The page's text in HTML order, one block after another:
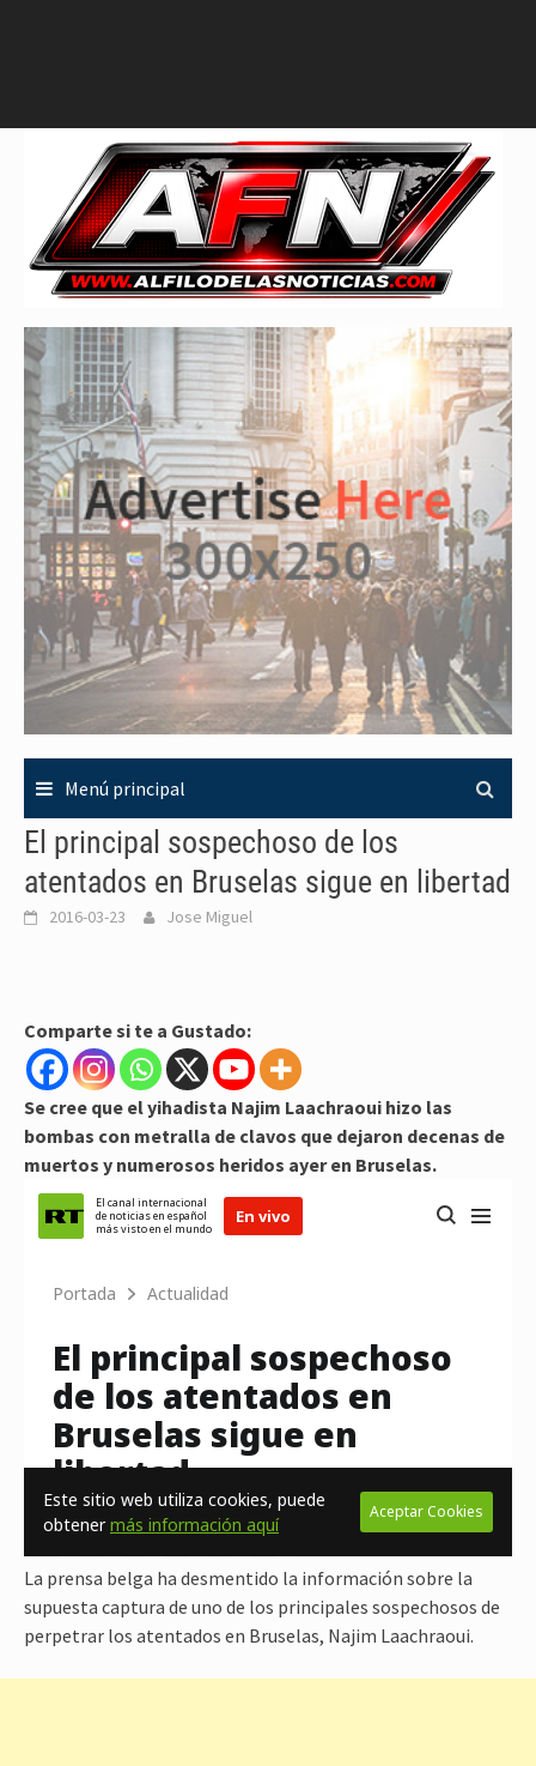
Menú principal
El principal sospechoso de los
atentados en Bruselas sigue en libertad
2016-03-23 Jose Miguel
Comparte si te a Gustado:
Se cree que el yihadista Najim Laachraoui hizo las
bombas con metralla de clavos que dejaron decenas de
muertos y numerosos heridos ayer en Bruselas.
La prensa belga ha desmentido la información sobre la
supuesta captura de uno de los principales sospechosos de
perpetrar los atentados en Bruselas, Najim Laachraoui.